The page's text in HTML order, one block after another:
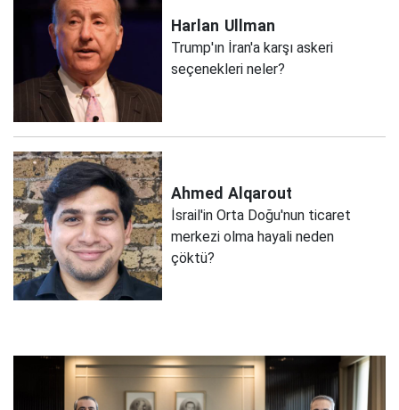
Harlan Ullman
Trump'ın İran'a karşı askeri
seçenekleri neler?
Ahmed Alqarout
İsrail'in Orta Doğu'nun ticaret
merkezi olma hayali neden
çöktü?